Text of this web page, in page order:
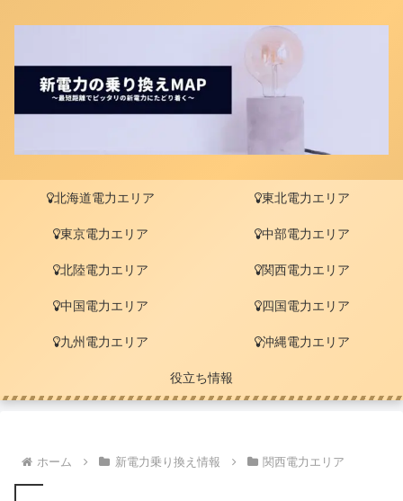
北海道電力エリア 東北電力エリア
東京電力エリア 中部電力エリア
北陸電力エリア 関西電力エリア
中国電力エリア 四国電力エリア
九州電力エリア 沖縄電力エリア
役立ち情報
ホーム 新電力乗り換え情報 関西電力エリア